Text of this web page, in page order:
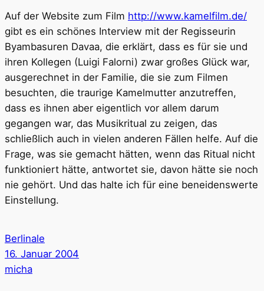
Auf der Website zum Film http://www.kamelfilm.de/
gibt es ein schönes Interview mit der Regisseurin
Byambasuren Davaa, die erklärt, dass es für sie und
ihren Kollegen (Luigi Falorni) zwar großes Glück war,
ausgerechnet in der Familie, die sie zum Filmen
besuchten, die traurige Kamelmutter anzutreffen,
dass es ihnen aber eigentlich vor allem darum
gegangen war, das Musikritual zu zeigen, das
schließlich auch in vielen anderen Fällen helfe. Auf die
Frage, was sie gemacht hätten, wenn das Ritual nicht
funktioniert hätte, antwortet sie, davon hätte sie noch
nie gehört. Und das halte ich für eine beneidenswerte
Einstellung.
Berlinale
16. Januar 2004
micha